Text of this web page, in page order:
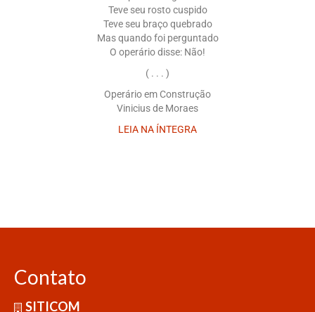
Teve seu rosto cuspido
Teve seu braço quebrado
Mas quando foi perguntado
O operário disse: Não!
( . . . )
Operário em Construção
Vinicius de Moraes
LEIA NA ÍNTEGRA
Contato
SITICOM